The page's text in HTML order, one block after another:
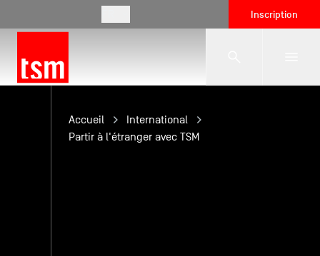
Inscription
L'écoleAccueil
International
Partir à l'étranger avec TSM